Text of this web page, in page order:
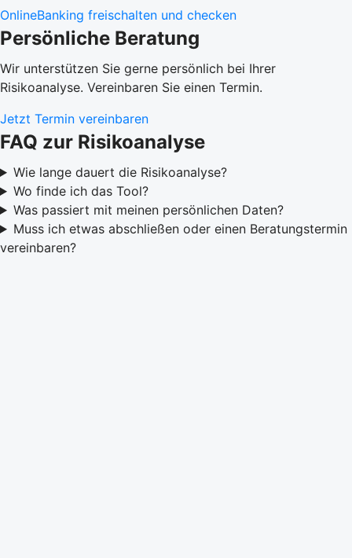
OnlineBanking freischalten und checken
Persönliche Beratung
Wir unterstützen Sie gerne persönlich bei Ihrer
Risikoanalyse. Vereinbaren Sie einen Termin.
Jetzt Termin vereinbaren
FAQ zur Risikoanalyse
Wie lange dauert die Risikoanalyse?
Wo finde ich das Tool?
Was passiert mit meinen persönlichen Daten?
Muss ich etwas abschließen oder einen Beratungstermin
vereinbaren?